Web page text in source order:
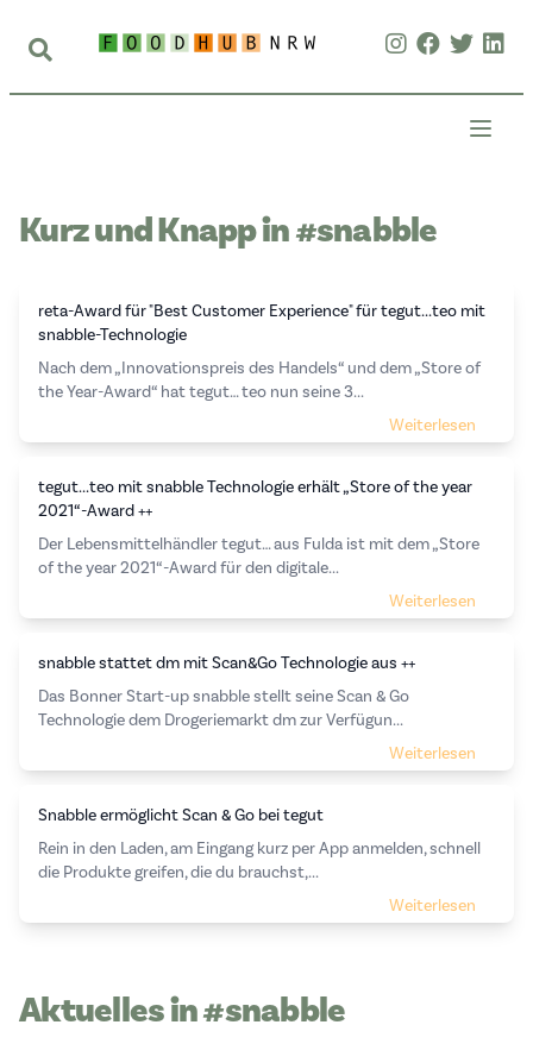
Kurz und Knapp in #snabble
reta-Award für "Best Customer Experience" für tegut...teo mit
snabble-Technologie
Nach dem „Innovationspreis des Handels“ und dem „Store of
the Year-Award“ hat tegut… teo nun seine 3...
Weiterlesen
tegut...teo mit snabble Technologie erhält „Store of the year
2021“-Award ++
Der Lebensmittelhändler tegut… aus Fulda ist mit dem „Store
of the year 2021“-Award für den digitale...
Weiterlesen
snabble stattet dm mit Scan&Go Technologie aus ++
Das Bonner Start-up snabble stellt seine Scan & Go
Technologie dem Drogeriemarkt dm zur Verfügun...
Weiterlesen
Snabble ermöglicht Scan & Go bei tegut
Rein in den Laden, am Eingang kurz per App anmelden, schnell
die Produkte greifen, die du brauchst,...
Weiterlesen
Aktuelles in #snabble